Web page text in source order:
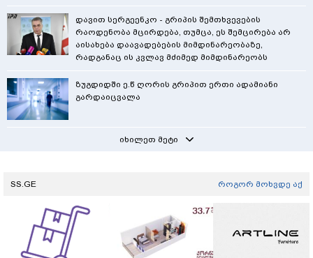
დავით სერგეენკო - გრიპის შემთხვევების
რაოდენობა მცირდება, თუმცა, ეს შემცირება არ
აისახება დაავადებების მიმდინარეობაზე,
რადგანაც ის კვლავ მძიმედ მიმდინარეობს
ზუგდიდში ე.წ ღორის გრიპით ერთი ადამიანი
გარდაიცვალა
იხილეთ მეტი
SS.GE როგორ მოხვდე აქ